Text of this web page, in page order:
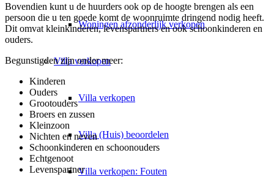
Woningen afzonderlijk verkopen
Villaverkopen
Villa verkopen
Villa (Huis) beoordelen
Villa verkopen: Fouten
Bovendien kunt u de huurders ook op de hoogte brengen als een
persoon die u ten goede komt de woonruimte dringend nodig heeft.
Dit omvat kleinkinderen, levenspartners en ook schoonkinderen en
ouders.
Begunstigden zijn onder meer:
Kinderen
Ouders
Grootouders
Broers en zussen
Kleinzoon
Nichten en neven
Schoonkinderen en schoonouders
Echtgenoot
Levenspartner